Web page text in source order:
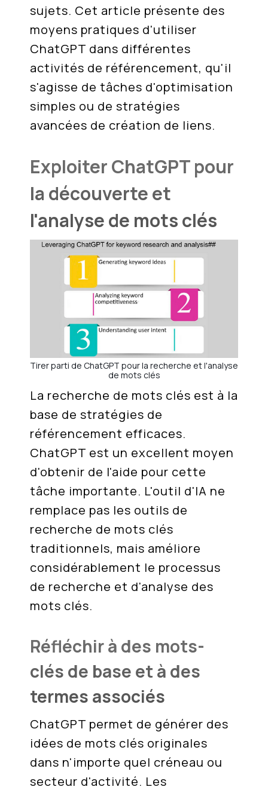
sujets. Cet article présente des
moyens pratiques d'utiliser
ChatGPT dans différentes
activités de référencement, qu'il
s'agisse de tâches d'optimisation
simples ou de stratégies
avancées de création de liens.
Exploiter ChatGPT pour
la découverte et
l'analyse de mots clés
Tirer parti de ChatGPT pour la recherche et l'analyse
de mots clés
La recherche de mots clés est à la
base de stratégies de
référencement efficaces.
ChatGPT est un excellent moyen
d'obtenir de l'aide pour cette
tâche importante. L'outil d'IA ne
remplace pas les outils de
recherche de mots clés
traditionnels, mais améliore
considérablement le processus
de recherche et d'analyse des
mots clés.
Réfléchir à des mots-
clés de base et à des
termes associés
ChatGPT permet de générer des
idées de mots clés originales
dans n'importe quel créneau ou
secteur d'activité. Les